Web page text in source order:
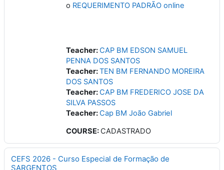
o REQUERIMENTO PADRÃO online
Teacher:CAP BM EDSON SAMUEL
PENNA DOS SANTOS
Teacher:TEN BM FERNANDO MOREIRA
DOS SANTOS
Teacher:CAP BM FREDERICO JOSE DA
SILVA PASSOS
Teacher:Cap BM João Gabriel
COURSE: CADASTRADO
CEFS 2026 - Curso Especial de Formação de
SARGENTOS